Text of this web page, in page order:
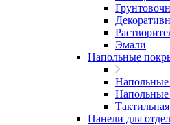
Эмали
Напольные
Панели для